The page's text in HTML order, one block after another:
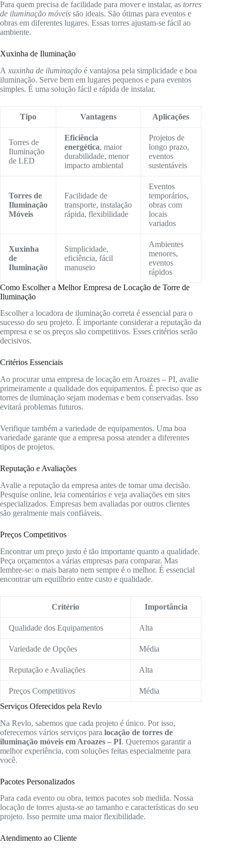
Para quem precisa de facilidade para mover e instalar, as torres
de iluminação móveis são ideais. São ótimas para eventos e
obras em diferentes lugares. Essas torres ajustam-se fácil ao
ambiente.
Xuxinha de Iluminação
A xuxinha de iluminação é vantajosa pela simplicidade e boa
iluminação. Serve bem em lugares pequenos e para eventos
simples. É uma solução fácil e rápida de instalar.
Tipo Vantagens Aplicações
Torres de
Iluminação
de LED
Eficiência
energética, maior
durabilidade, menor
impacto ambiental
Projetos de
longo prazo,
eventos
sustentáveis
Torres de
Iluminação
Móveis
Facilidade de
transporte, instalação
rápida, flexibilidade
Eventos
temporários,
obras com
locais
variados
Xuxinha
de
Iluminação
Simplicidade,
eficiência, fácil
manuseio
Ambientes
menores,
eventos
rápidos
Como Escolher a Melhor Empresa de Locação de Torre de
Iluminação
Escolher a locadora de iluminação correta é essencial para o
sucesso do seu projeto. É importante considerar a reputação da
empresa e se os preços são competitivos. Esses critérios serão
decisivos.
Critérios Essenciais
Ao procurar uma empresa de locação em Aroazes – PI, avalie
primeiramente a qualidade dos equipamentos. É preciso que as
torres de iluminação sejam modernas e bem conservadas. Isso
evitará problemas futuros.
Verifique também a variedade de equipamentos. Uma boa
variedade garante que a empresa possa atender a diferentes
tipos de projetos.
Reputação e Avaliações
Avalie a reputação da empresa antes de tomar uma decisão.
Pesquise online, leia comentários e veja avaliações em sites
especializados. Empresas bem avaliadas por outros clientes
são geralmente mais confiáveis.
Preços Competitivos
Encontrar um preço justo é tão importante quanto a qualidade.
Peça orçamentos a várias empresas para comparar. Mas
lembre-se: o mais barato nem sempre é o melhor. É essencial
encontrar um equilíbrio entre custo e qualidade.
Critério Importância
Qualidade dos Equipamentos Alta
Variedade de Opções Média
Reputação e Avaliações Alta
Preços Competitivos
Média
Serviços Oferecidos pela Revlo
Na Revlo, sabemos que cada projeto é único. Por isso,
oferecemos vários serviços para locação de torres de
iluminação móveis em Aroazes – PI. Queremos garantir a
melhor experiência, com soluções feitas especialmente para
você.
Pacotes Personalizados
Para cada evento ou obra, temos pacotes sob medida. Nossa
locação de torres ajusta-se ao tamanho e características do seu
projeto. Isso permite uma maior flexibilidade.
Atendimento ao Cliente